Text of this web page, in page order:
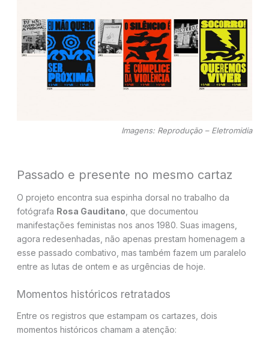
Imagens: Reprodução – Eletromidia
Passado e presente no mesmo cartaz
O projeto encontra sua espinha dorsal no trabalho da
fotógrafa Rosa Gauditano , que documentou
manifestações feministas nos anos 1980. Suas imagens,
agora redesenhadas, não apenas prestam homenagem a
esse passado combativo, mas também fazem um paralelo
entre as lutas de ontem e as urgências de hoje.
Momentos históricos retratados
Entre os registros que estampam os cartazes, dois
momentos históricos chamam a atenção: